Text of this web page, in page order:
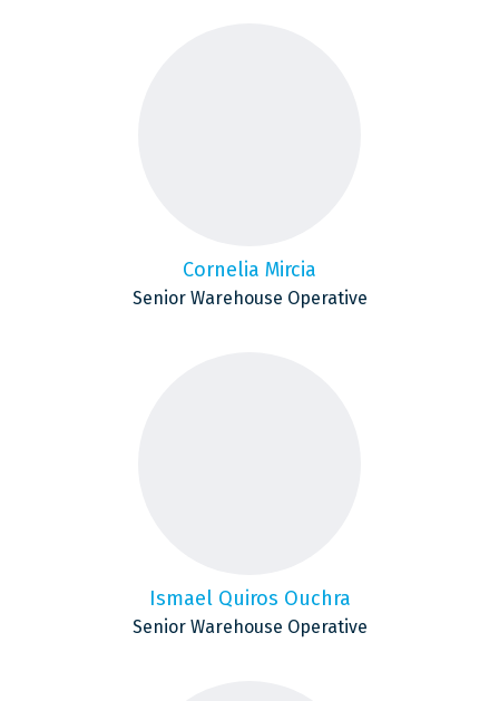
Cornelia Mircia
Senior Warehouse Operative
Ismael Quiros Ouchra
Senior Warehouse Operative